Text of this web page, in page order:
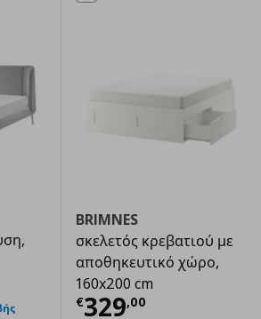
€ 719,00
BRIMNES
σκελετός κρεβατιού με
αποθηκευτικό χώρο,
160x200 cm
€329,00
Τρέχουσα